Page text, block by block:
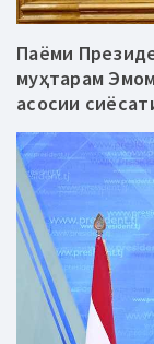
Паёми
муҳтарам
асосии